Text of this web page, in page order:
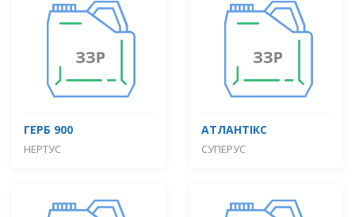
ГЕРБ 900
НЕРТУС
АТЛАНТІКС
СУПЕРУС